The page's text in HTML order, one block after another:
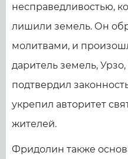
несправедливостью,
лишили земель. Он
молитвами, и
даритель земель,
подтвердил
укрепил авторитет
жителей.
Фридолин также